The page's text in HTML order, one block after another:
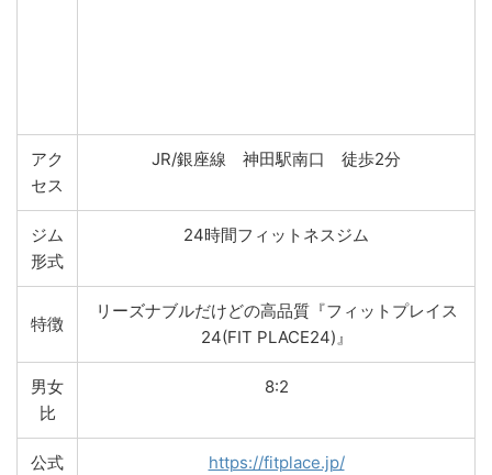
アク
セス
JR/銀座線 神田駅南口 徒歩2分
ジム
形式
24時間フィットネスジム
特徴
リーズナブルだけどの高品質『フィットプレイス
24(FIT PLACE24)』
男女
比
8:2
公式
https://fitplace.jp/